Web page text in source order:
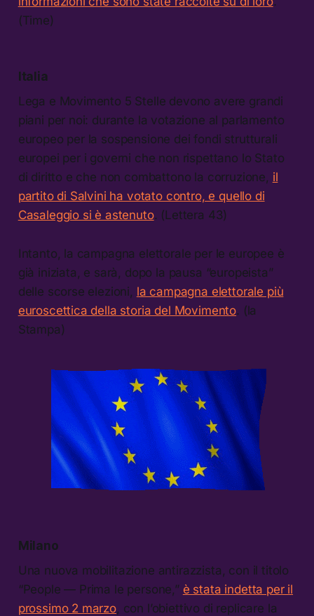
(Time)
Italia
Lega e Movimento 5 Stelle devono avere grandi
piani per noi: durante la votazione al parlamento
europeo per la sospensione dei fondi strutturali
europei per i governi che non rispettano lo Stato
di diritto e che non combattono la corruzione, il
partito di Salvini ha votato contro, e quello di
Casaleggio si è astenuto. (Lettera 43)
Intanto, la campagna elettorale per le europee è
già iniziata, e sarà, dopo la pausa “europeista”
delle scorse elezioni, la campagna elettorale più
euroscettica della storia del Movimento. (la
Stampa)
Milano
Una nuova mobilitazione antirazzista, con il titolo
“People — Prima le persone,” è stata indetta per il
prossimo 2 marzo, con l’obiettivo di replicare la